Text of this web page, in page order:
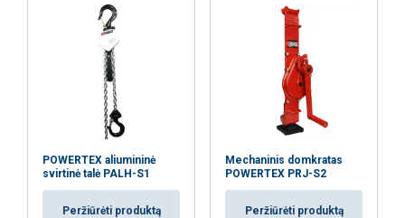
POWERTEX aliumininė
svirtinė talė PALH-S1
Peržiūrėti produktą
Mechaninis domkratas
POWERTEX PRJ-S2
Peržiūrėti produktą